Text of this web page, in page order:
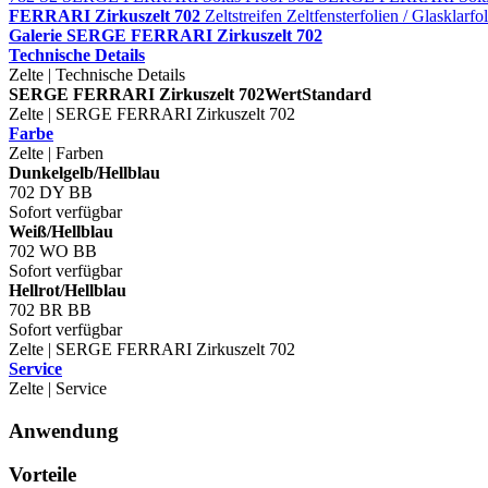
FERRARI Zirkuszelt 702 Zeltstreifen Zeltfensterfolien /
Galerie SERGE FERRARI Zirkuszelt 702
Technische Details
Zelte | Technische Details
SERGE FERRARI Zirkuszelt 702WertStandard
Zelte | SERGE FERRARI Zirkuszelt 702
Farbe
Zelte | Farben
Dunkelgelb/Hellblau
702 DY BB
Sofort verfügbar
Weiß/Hellblau
702 WO BB
Sofort verfügbar
Hellrot/Hellblau
702 BR BB
Sofort verfügbar
Zelte | SERGE FERRARI Zirkuszelt 702
Service
Zelte | Service
Anwendung
Vorteile